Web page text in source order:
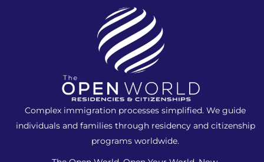
Complex immigration processes simplified. We guide
individuals and families through residency and citizenship
programs worldwide.